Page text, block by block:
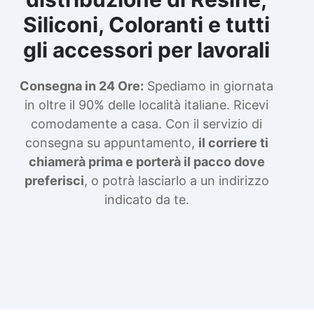
Siliconi, Coloranti e tutti
gli accessori per lavorali
Consegna in 24 Ore: Spediamo in giornata
in oltre il 90% delle località italiane. Ricevi
comodamente a casa. Con il servizio di
consegna su appuntamento, il corriere ti
chiamerà prima e porterà il pacco dove
preferisci, o potrà lasciarlo a un indirizzo
indicato da te.